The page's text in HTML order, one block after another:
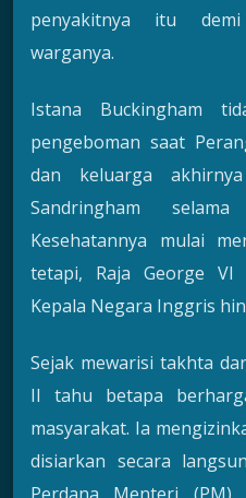
penyakitnya itu
warganya.
Istana Buckingham
pengeboman saat
dan keluarga
Sandringham
Kesehatannya mulai
tetapi, Raja George VI
Kepala Negara Inggris
Sejak mewarisi takhta
II tahu betapa
masyarakat. Ia
disiarkan secara